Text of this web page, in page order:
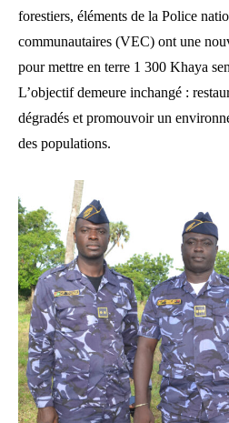
forestiers, éléments de la Police
communautaires (VEC) ont une
pour mettre en terre 1 300 Khaya
L’objectif demeure inchangé :
dégradés et promouvoir un
des populations.